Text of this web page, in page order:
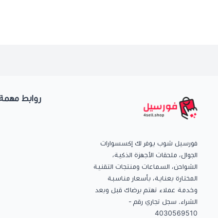
فورسيل شوب يوفر لك إكسسوارات
الجوال، ملحقات الأجهزة الذكية،
الشواحن، السماعات ومنتجات التقنية
المختارة بعناية، بأسعار مناسبة
وخدمة عملاء تهتم برضاك قبل وبعد
الشراء. سجل تجاري رقم -
4030569510
روابط